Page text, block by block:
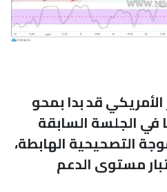
قد بدا بمحو
الجلسة السابقة
التصحيحية الهابطة،
مستوى الدعم